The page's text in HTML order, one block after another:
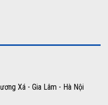
Xá - Gia Lâm - Hà Nội